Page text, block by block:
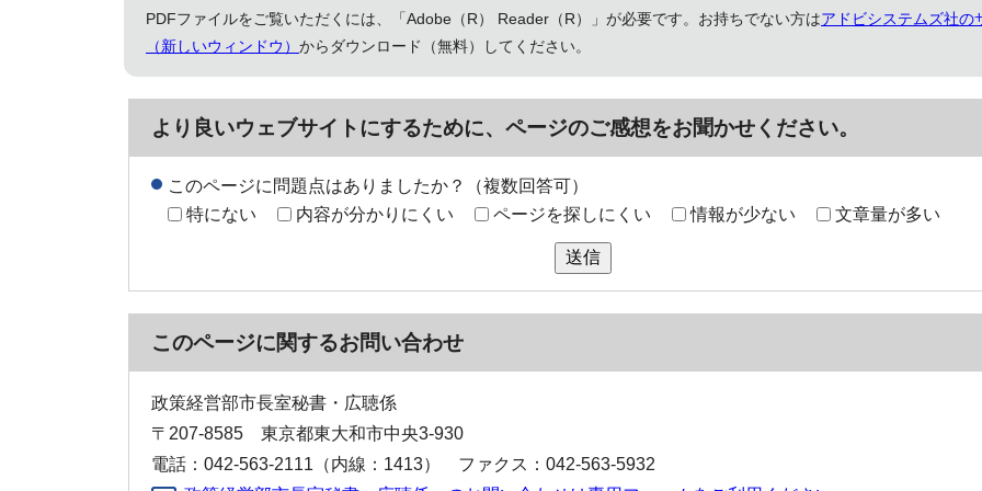
PDFファイルをご覧いただくには、「Adobe（R） Reader（R）」が必要です。お持ちでない方はアドビシステムズ社の
（新しいウィンドウ） からダウンロード（無料）してください。
より良いウェブサイトにするために、ページのご感想をお聞かせください。
このページに問題点はありましたか？（複数回答可）
特にない
内容が分かりにくい ページを探しにくい 情報が少ない 文章量が多い
送信
このページに関するお問い合わせ
政策経営部市長室秘書・広聴係
〒207-8585 東京都東大和市中央3-930
電話：042-563-2111（内線：1413） ファクス：042-563-5932